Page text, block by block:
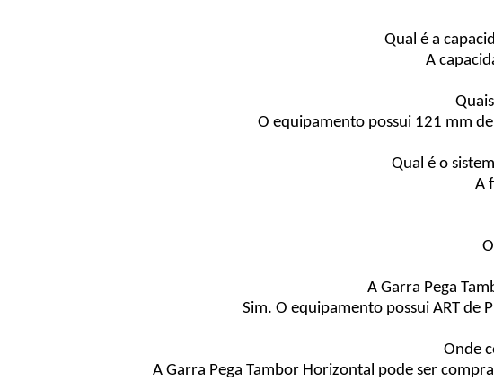
Qual é a
A
O equipamento possui 121 mm
Qual é o
A
A Garra Pega
Sim. O equipamento possui ART de
Onde
A Garra Pega Tambor Horizontal pode ser